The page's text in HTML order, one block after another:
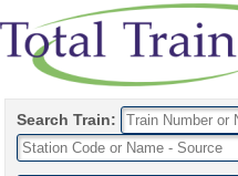
Search Train: